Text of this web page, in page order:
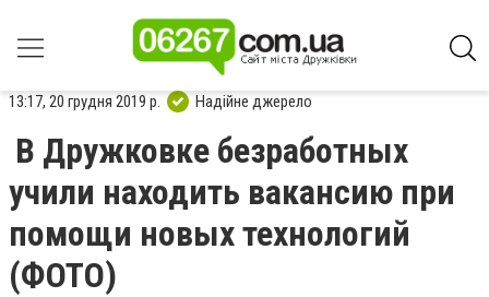
13:17, 20 грудня 2019 р. Надійне джерело
В Дружковке безработных
учили находить вакансию при
помощи новых технологий
(ФОТО)